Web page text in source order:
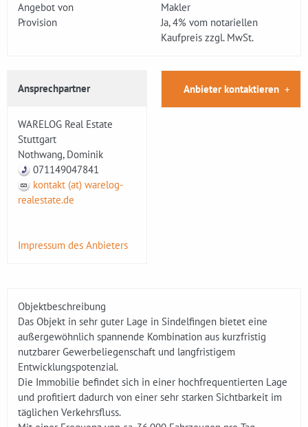
Angebot von
Makler
Provision
Ja, 4% vom notariellen
Kaufpreis zzgl. MwSt.
Ansprechpartner
WARELOG Real Estate
Stuttgart
Nothwang, Dominik
071149047841
kontakt (at) warelog-
realestate.de
Impressum des Anbieters
Anbieter kontaktieren
Objektbeschreibung
Das Objekt in sehr guter Lage in Sindelfingen bietet eine
außergewöhnlich spannende Kombination aus kurzfristig
nutzbarer Gewerbeliegenschaft und langfristigem
Entwicklungspotenzial.
Die Immobilie befindet sich in einer hochfrequentierten Lage
und profitiert dadurch von einer sehr starken Sichtbarkeit im
täglichen Verkehrsfluss.